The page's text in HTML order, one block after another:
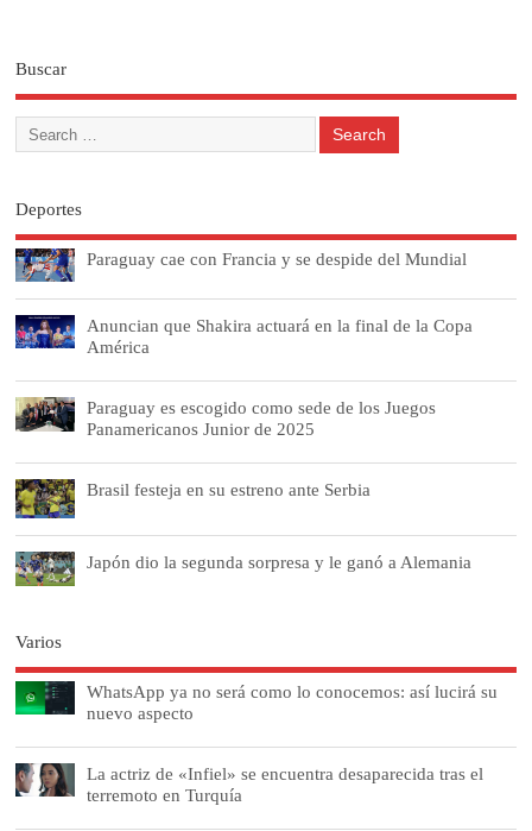
Buscar
Deportes
Paraguay cae con Francia y se despide del Mundial
Anuncian que Shakira actuará en la final de la Copa
América
Paraguay es escogido como sede de los Juegos
Panamericanos Junior de 2025
Brasil festeja en su estreno ante Serbia
Japón dio la segunda sorpresa y le ganó a Alemania
Varios
WhatsApp ya no será como lo conocemos: así lucirá su
nuevo aspecto
La actriz de «Infiel» se encuentra desaparecida tras el
terremoto en Turquía